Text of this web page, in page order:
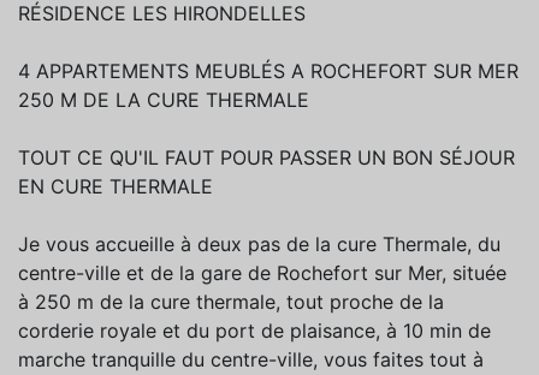
RÉSIDENCE LES HIRONDELLES
4 APPARTEMENTS MEUBLÉS A ROCHEFORT SUR MER
250 M DE LA CURE THERMALE
TOUT CE QU'IL FAUT POUR PASSER UN BON SÉJOUR
EN CURE THERMALE
Je vous accueille à deux pas de la cure Thermale, du
centre-ville et de la gare de Rochefort sur Mer, située
à 250 m de la cure thermale, tout proche de la
corderie royale et du port de plaisance, à 10 min de
marche tranquille du centre-ville, vous faites tout à